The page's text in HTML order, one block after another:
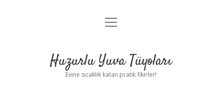
Anasayfa
Yasal Uyarı
menüyü
Huzurlu Yuva Tüyoları
Evine sıcaklık katan pratik fikirler!